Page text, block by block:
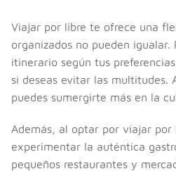
Viajar por libre te ofrece una
organizados no pueden igualar.
itinerario según tus
si deseas evitar las multitudes.
puedes sumergirte más en la
Además, al optar por viajar por
experimentar la auténtica
pequeños restaurantes y